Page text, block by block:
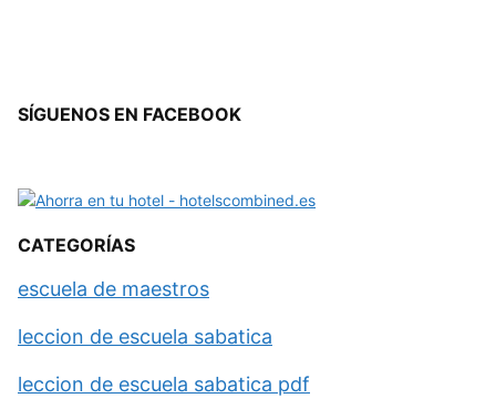
SÍGUENOS EN FACEBOOK
CATEGORÍAS
escuela de maestros
leccion de escuela sabatica
leccion de escuela sabatica pdf